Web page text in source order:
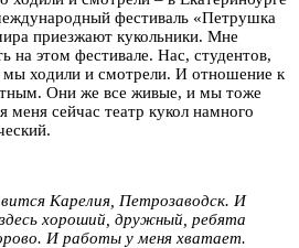
фестиваль «Петрушка
приезжают кукольники. Мне
на этом фестивале. Нас, студентов,
мы ходили и смотрели. И отношение к
Они же все живые, и мы тоже
сейчас театр кукол намного
Карелия, Петрозаводск. И
хороший, дружный, ребята
И работы у меня хватает.